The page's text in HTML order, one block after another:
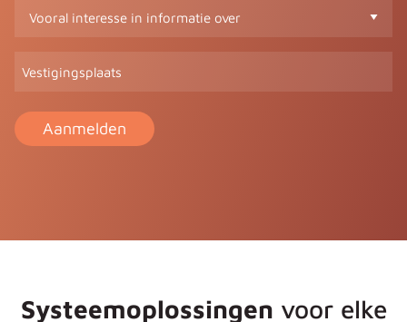
over
(Vereist)
Vestigingsplaats
Systeemoplossingen voor elke